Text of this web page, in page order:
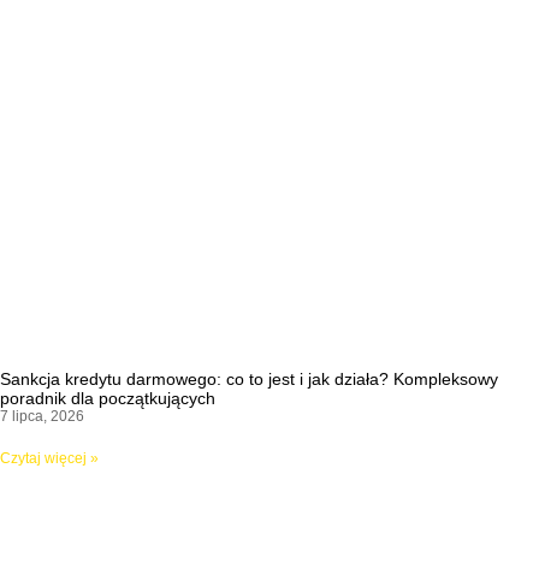
Sankcja kredytu darmowego: co to jest i jak działa? Kompleksowy
poradnik dla początkujących
7 lipca, 2026
Czytaj więcej »